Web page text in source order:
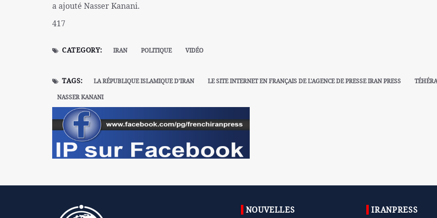
a ajouté Nasser Kanani.
417
CATEGORY: IRAN POLITIQUE VIDÉO
TAGS: LA RÉPUBLIQUE ISLAMIQUE D'IRAN LE SITE INTERNET EN FRANÇAIS DE L'AGENCE DE PRESSE IRAN PRESS
NASSER KANANI
NOUVELLES IRANPRESS